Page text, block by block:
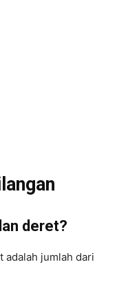
deret?
adalah jumlah dari